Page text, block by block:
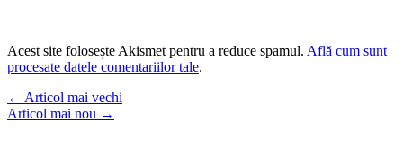
Acest site folosește Akismet pentru a reduce spamul. Află cum sunt
procesate datele comentariilor tale.
← Articol mai vechi
Articol mai nou →